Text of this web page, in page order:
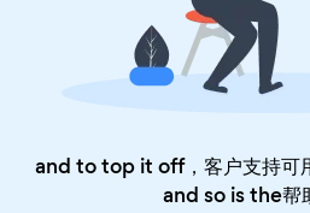
and to top it off，客户支持可
and so is the帮